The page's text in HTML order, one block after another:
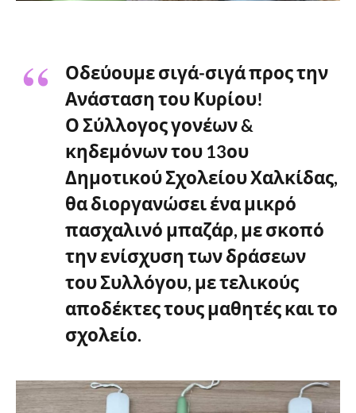
Οδεύουμε σιγά-σιγά προς την
Ανάσταση του Κυρίου!
Ο Σύλλογος γονέων &
κηδεμόνων του 13ου
Δημοτικού Σχολείου Χαλκίδας,
θα διοργανώσει ένα μικρό
πασχαλινό μπαζάρ, με σκοπό
την ενίσχυση των δράσεων
του Συλλόγου, με τελικούς
αποδέκτες τους μαθητές και το
σχολείο.